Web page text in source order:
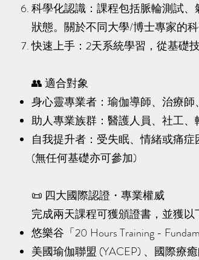
科學化認識：課程包括脈輪測試
狀態。關於不同大學/博士專家的
快速上手：2天系統學習，從基礎
👥 適合對象
身心靈專業者：瑜伽導師、治療師
助人專業族群：醫護人員、社工
自我提升者：受失眠、情緒或痛
(無任何基礎亦可參加)
📜 四大國際認證・專業權威
完成兩天課程可獲頒證書，並獲以
悠樂谷「20 Hours Training -
美國瑜伽聯盟 (YACEP) 、國際療